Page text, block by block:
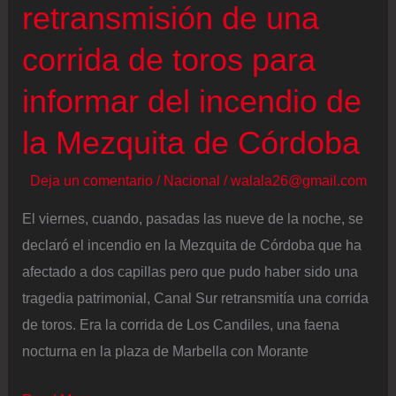
retransmisión de una
corrida de toros para
informar del incendio de
la Mezquita de Córdoba
Deja un comentario / Nacional /walala26@gmail.com
El viernes, cuando, pasadas las nueve de la noche, se
declaró el incendio en la Mezquita de Córdoba que ha
afectado a dos capillas pero que pudo haber sido una
tragedia patrimonial, Canal Sur retransmitía una corrida
de toros. Era la corrida de Los Candiles, una faena
nocturna en la plaza de Marbella con Morante